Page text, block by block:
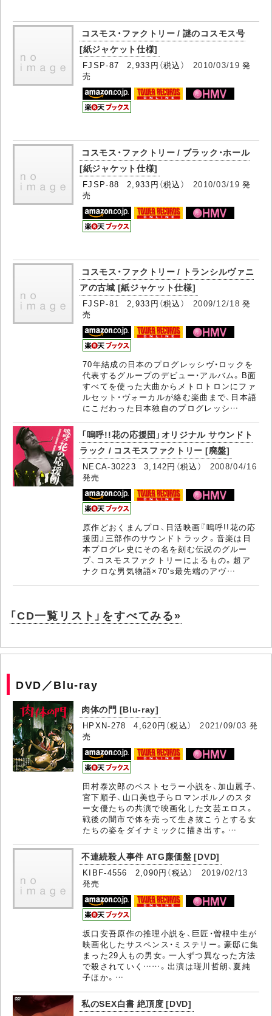
コスモス・ファクトリー / 謎のコスモス号
[紙ジャケット仕様]
FJSP-87 2,933円（税込） 2010/03/19 発
売
コスモス・ファクトリー / ブラック・ホール
[紙ジャケット仕様]
FJSP-88 2,933円（税込） 2010/03/19 発
売
コスモス・ファクトリー / トランシルヴァニ
アの古城 [紙ジャケット仕様]
FJSP-81 2,933円（税込） 2009/12/18 発
売
70年結成の日本のプログレッシヴ・ロックを
代表するグループのデビュー・アルバム。B面
すべてを使った大曲からメトロトロンにファ
ルセット・ヴォーカルが絡む楽曲まで、日本語
にこだわった日本独自のプログレッシ…
「嗚呼!!花の応援団」オリジナル サウンドト
ラック / コスモスファクトリー [廃盤]
NECA-30223 3,142円（税込） 2008/04/16
発売
原作どおくまんプロ、日活映画『嗚呼!!花の応
援団』三部作のサウンドトラック。音楽は日
本プログレ史にその名を刻む伝説のグルー
プ、コスモスファクトリーによるもの。超ア
ナクロな男気物語×70's最先端のアヴ…
「CD一覧リスト」をすべてみる»
DVD／Blu-ray
肉体の門 [Blu-ray]
HPXN-278 4,620円（税込） 2021/09/03 発
売
田村泰次郎のベストセラー小説を、加山麗子、
宮下順子、山口美也子らロマンポルノのスタ
ー女優たちの共演で映画化した文芸エロス。
戦後の闇市で体を売って生き抜こうとする女
たちの姿をダイナミックに描き出す。…
不連続殺人事件 ATG廉価盤 [DVD]
KIBF-4556 2,090円（税込） 2019/02/13
発売
坂口安吾原作の推理小説を、巨匠・曽根中生が
映画化したサスペンス・ミステリー。豪邸に集
まった29人もの男女。一人ずつ異なった方法
で殺されていく……。出演は瑳川哲朗、夏純
子ほか。…
私のSEX白書 絶頂度 [DVD]